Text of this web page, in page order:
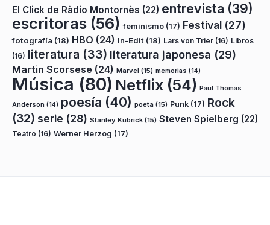
El Click de Ràdio Montornès (22) entrevista (39)
escritoras (56) feminismo (17) Festival (27)
fotografía (18) HBO (24) In-Edit (18) Lars von Trier (16) Libros
(16) literatura (33) literatura japonesa (29)
Martin Scorsese (24) Marvel (15) memorias (14)
Música (80) Netflix (54) Paul Thomas
Anderson (14) poesía (40) poeta (15) Punk (17) Rock
(32) serie (28) Stanley Kubrick (15) Steven Spielberg (22)
Teatro (16) Werner Herzog (17)